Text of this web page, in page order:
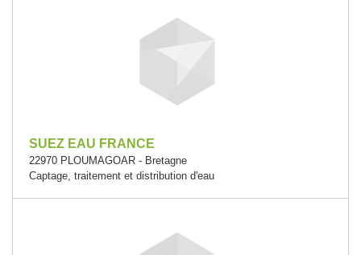
SUEZ EAU FRANCE
22970 PLOUMAGOAR - Bretagne
Captage, traitement et distribution d'eau